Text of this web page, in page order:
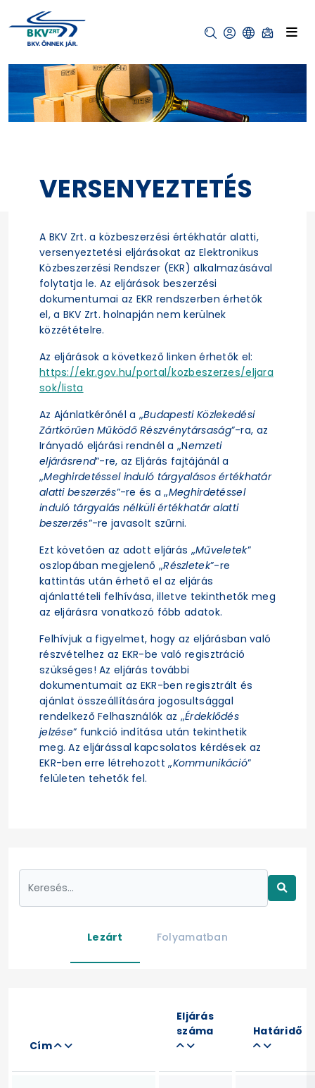
VERSENYEZTETÉS
A BKV Zrt. a közbeszerzési értékhatár alatti,
versenyeztetési eljárásokat az Elektronikus
Közbeszerzési Rendszer (EKR) alkalmazásával
folytatja le. Az eljárások beszerzési
dokumentumai az EKR rendszerben érhetők
el, a BKV Zrt. holnapján nem kerülnek
közzétételre.
Az eljárások a következő linken érhetők el:
https://ekr.gov.hu/portal/kozbeszerzes/eljara
sok/lista
Az Ajánlatkérőnél a „Budapesti Közlekedési
Zártkörűen Működő Részvénytársaság”-ra, az
Irányadó eljárási rendnél a „Nemzeti
eljárásrend”-re, az Eljárás fajtájánál a
„Meghirdetéssel induló tárgyalásos értékhatár
alatti beszerzés”-re és a „Meghirdetéssel
induló tárgyalás nélküli értékhatár alatti
beszerzés”-re javasolt szűrni.
Ezt követően az adott eljárás „Műveletek”
oszlopában megjelenő „Részletek”-re
kattintás után érhető el az eljárás
ajánlattételi felhívása, illetve tekinthetők meg
az eljárásra vonatkozó főbb adatok.
Felhívjuk a figyelmet, hogy az eljárásban való
részvételhez az EKR-be való regisztráció
szükséges! Az eljárás további
dokumentumait az EKR-ben regisztrált és
ajánlat összeállítására jogosultsággal
rendelkező Felhasználók az „Érdeklődés
jelzése” funkció indítása után tekinthetik
meg. Az eljárással kapcsolatos kérdések az
EKR-ben erre létrehozott „Kommunikáció”
felületen tehetők fel.
Lezárt Folyamatban
Cím
Eljárás
száma
Határidő